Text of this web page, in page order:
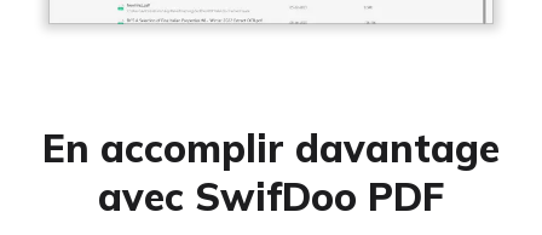
En accomplir davantage
avec SwifDoo PDF